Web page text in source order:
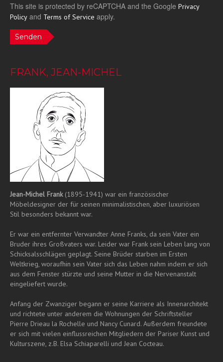
This site is protected by reCAPTCHA and the Google Privacy
Policy and Terms of Service apply.
Senden
FRANK, JEAN-MICHEL
Jean-Michel Frank(1895-1941) war ein französischer
Möbeldesigner der für seinen minimalistischen, aber luxuriösen
Stil besonders bekannt war.
Er war ein entfernter Verwandter Anne Franks, da sein Vater ein
Bruder ihres Großvaters war. Leider war Frank sein Leben lang von
Schicksalsschlägen geplagt. Seine Brüder starben im Ersten
Weltkrieg, woraufhin sein Vater sich das Leben nahm indem er sich
aus dem Fenster stürzte und seine Mutter in die Nervenanstalt
eingeliefert wurde.
Anfang der Zwanziger begann er seine Karriere als Innenarchitekt
und richtete unter anderem die Wohnungen der Schriftsteller
Pierre Drieau la Rochelle und Nancy Cunard. Außerdem freundete
er sich mit vielen einflussreichen Mitgliedern der Pariser Kunst und
Kulturszene, z.B. Elsa Schiaparelli und Jean Cocteau.